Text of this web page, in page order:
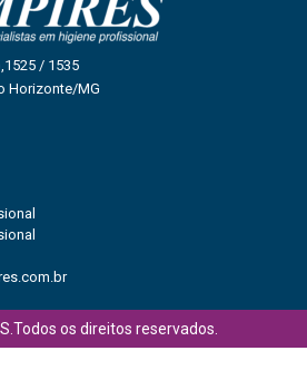
/ 1535
Horizonte/MG
os direitos reservados.